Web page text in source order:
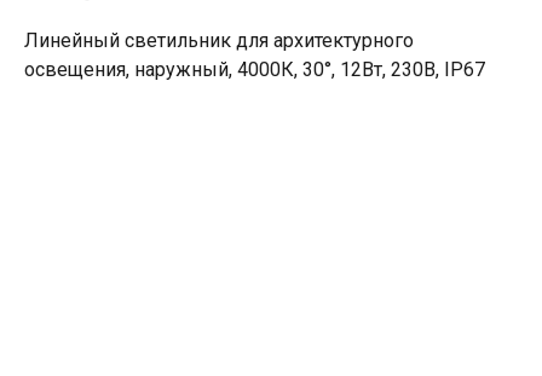
Линейный светильник для архитектурного
освещения, наружный, 4000К, 30°, 12Вт, 230В, IP67